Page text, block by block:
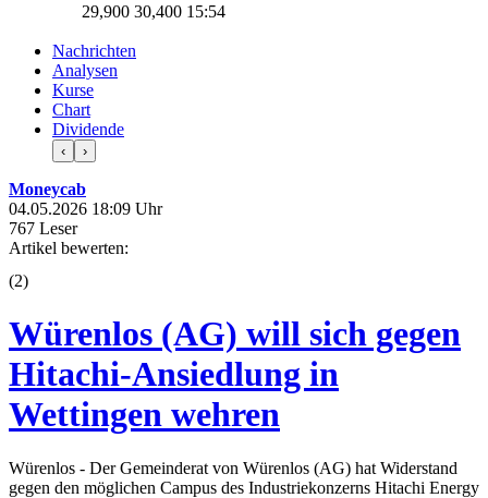
29,900 30,400 15:54
Nachrichten
Analysen
Kurse
Chart
Dividende
‹ ›
Moneycab
04.05.2026 18:09 Uhr
767 Leser
Artikel bewerten:
(2)
Würenlos (AG) will sich gegen
Hitachi-Ansiedlung in
Wettingen wehren
Würenlos - Der Gemeinderat von Würenlos (AG) hat Widerstand
gegen den möglichen Campus des Industriekonzerns Hitachi Energy